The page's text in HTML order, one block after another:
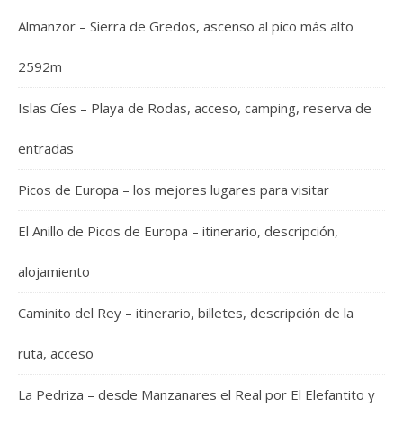
Almanzor – Sierra de Gredos, ascenso al pico más alto
2592m
Islas Cíes – Playa de Rodas, acceso, camping, reserva de
entradas
Picos de Europa – los mejores lugares para visitar
El Anillo de Picos de Europa – itinerario, descripción,
alojamiento
Caminito del Rey – itinerario, billetes, descripción de la
ruta, acceso
La Pedriza – desde Manzanares el Real por El Elefantito y